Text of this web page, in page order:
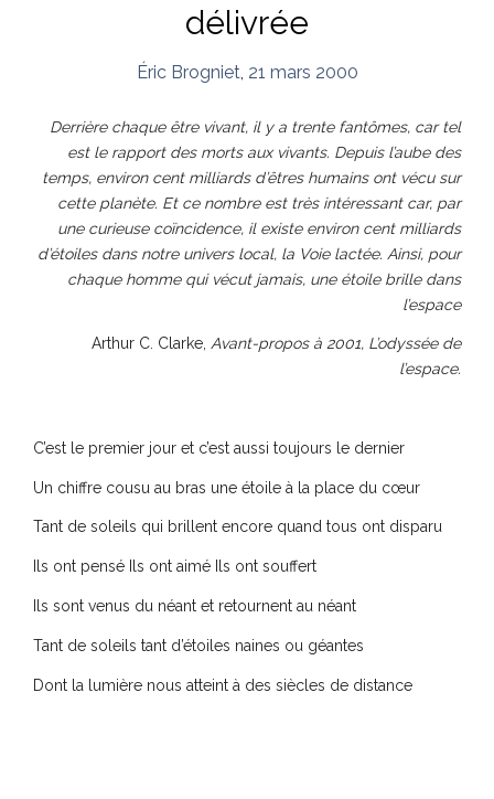
délivrée
Éric Brogniet 21 mars 2000
Derrière chaque être vivant, il y a trente fantômes, car tel
est le rapport des morts aux vivants. Depuis l’aube des
temps, environ cent milliards d’êtres humains ont vécu sur
cette planète. Et ce nombre est très intéressant car, par
une curieuse coïncidence, il existe environ cent milliards
d’étoiles dans notre univers local, la Voie lactée. Ainsi, pour
chaque homme qui vécut jamais, une étoile brille dans
l’espace
Arthur C. Clarke, Avant-propos à 2001, L’odyssée de
l’espace.
C’est le premier jour et c’est aussi toujours le dernier
Un chiffre cousu au bras une étoile à la place du cœur
Tant de soleils qui brillent encore quand tous ont disparu
Ils ont pensé Ils ont aimé Ils ont souffert
Ils sont venus du néant et retournent au néant
Tant de soleils tant d’étoiles naines ou géantes
Dont la lumière nous atteint à des siècles de distance